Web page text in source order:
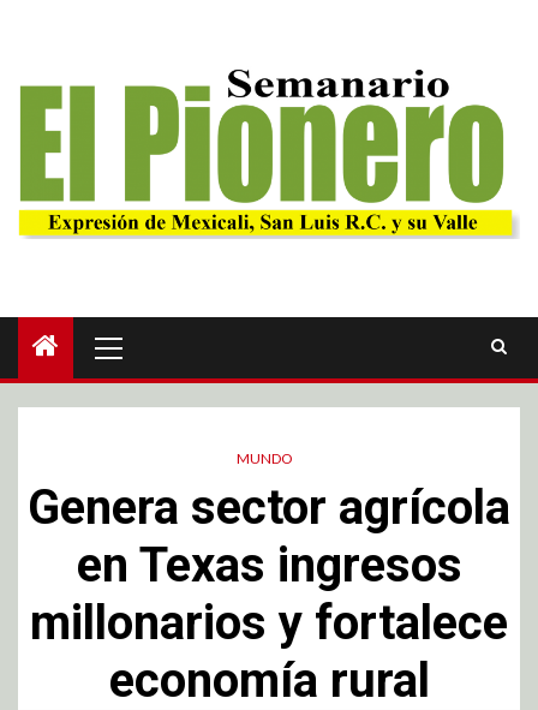
MUNDO
Genera sector agrícola
en Texas ingresos
millonarios y fortalece
economía rural